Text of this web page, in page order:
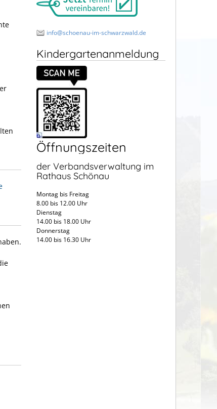
info@schoenau-im-schwarzwald.de
Kindergartenanmeldung
Öffnungszeiten
der Verbandsverwaltung im
Rathaus Schönau
Montag bis Freitag
8.00 bis 12.00 Uhr
Dienstag
14.00 bis 18.00 Uhr
Donnerstag
14.00 bis 16.30 Uhr